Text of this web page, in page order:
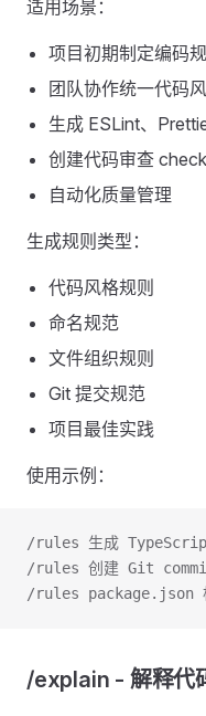
适用场景：
项目初期制定编码
团队协作统一代码
生成 ESLint、
创建代码审查
自动化质量管理
生成规则类型：
代码风格规则
命名规范
文件组织规则
Git 提交规范
项目最佳实践
使用示例：
/rules 生成
/rules 创建 Git
/rules package.json
/explain - 解释代